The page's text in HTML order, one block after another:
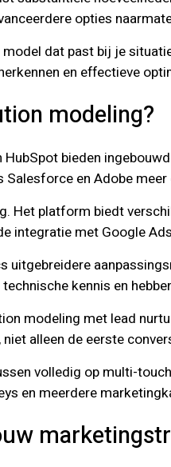
opties
dat past bij je
en effectieve
modeling?
bieden
en Adobe
Het platform biedt
integratie met Google
kennis en
modeling met lead
alleen de eerste
volledig op multi-
en meerdere